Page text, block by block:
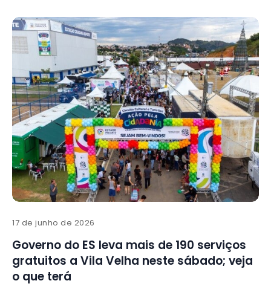
17 de junho de 2026
Governo do ES leva mais de 190 serviços
gratuitos a Vila Velha neste sábado; veja
o que terá